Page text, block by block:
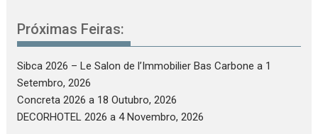
Próximas Feiras:
Sibca 2026 – Le Salon de l’Immobilier Bas Carbone a 1
Setembro, 2026
Concreta 2026 a 18 Outubro, 2026
DECORHOTEL 2026 a 4 Novembro, 2026